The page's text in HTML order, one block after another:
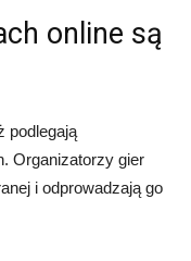
online są
podlegają
Organizatorzy gier
i odprowadzają go